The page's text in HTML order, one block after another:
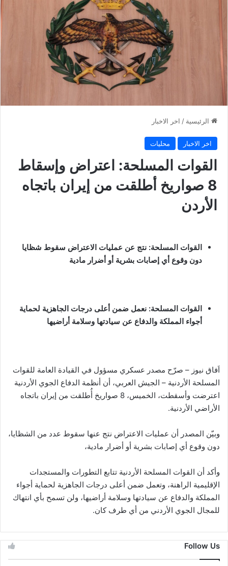
الرئيسية / اخر الاخبار
اخر الاخبار محليات
القوات المسلحة: اعتراض وإسقاط
8 صواريخ أطلقت من إيران باتجاه
الأردن
القوات المسلحة: نتج عن عمليات الاعتراض سقوط شظايا
دون وقوع أي إصابات بشرية أو أضرار مادية
القوات المسلحة: نعمل ضمن أعلى درجات الجاهزية لحماية
أجواء المملكة والدفاع عن سيادتها وسلامة أراضيها
اَفاق نيوز – صرّح مصدر عسكري مسؤول في القيادة العامة للقوات
المسلحة الأردنية – الجيش العربي، أن أنظمة الدفاع الجوي الأردنية
اعترضت وأسقطت، الخميس، 8 صواريخ أُطلقت من إيران باتجاه
الأراضي الأردنية.
وبيّن المصدر أن عمليات الاعتراض نتج عنها سقوط عدد من الشظايا،
دون وقوع أي إصابات بشرية أو أضرار مادية،
وأكد أن القوات المسلحة الأردنية تتابع التطورات والمستجدات
الإقليمية الراهنة، وتعمل ضمن أعلى درجات الجاهزية لحماية أجواء
المملكة والدفاع عن سيادتها وسلامة أراضيها، ولن تسمح بأي انتهاك
للمجال الجوي الأردني من أي طرف كان.
Follow Us